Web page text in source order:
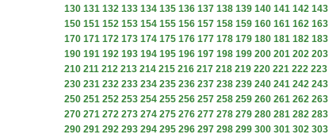
130 131 132 133 134 135 136 137 138 139 140 141 142 143
150 151 152 153 154 155 156 157 158 159 160 161 162 163
170 171 172 173 174 175 176 177 178 179 180 181 182 183
190 191 192 193 194 195 196 197 198 199 200 201 202 203
210 211 212 213 214 215 216 217 218 219 220 221 222 223
230 231 232 233 234 235 236 237 238 239 240 241 242 243
250 251 252 253 254 255 256 257 258 259 260 261 262 263
270 271 272 273 274 275 276 277 278 279 280 281 282 283
290 291 292 293 294 295 296 297 298 299 300 301 302 303